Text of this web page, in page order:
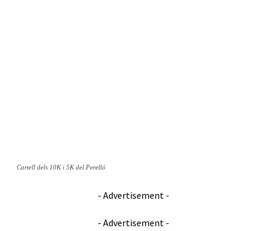
Cartell dels 10K i 5K del Perelló
- Advertisement -
- Advertisement -